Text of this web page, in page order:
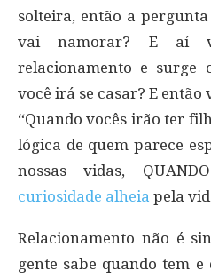
solteira, então a
vai namorar? E aí
relacionamento e surge
você irá se casar? E então
“Quando vocês irão ter
lógica de quem parece
nossas vidas,
curiosidade alheia pela
Relacionamento não é
gente sabe quando tem